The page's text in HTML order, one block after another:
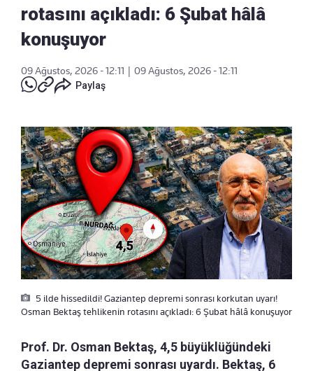
rotasını açıkladı: 6 Şubat hâlâ
konuşuyor
09 Ağustos, 2026 - 12:11
09 Ağustos, 2026 - 12:11
Paylaş
5 ilde hissedildi! Gaziantep depremi sonrası korkutan uyarı!
Osman Bektaş tehlikenin rotasını açıkladı: 6 Şubat hâlâ konuşuyor
Prof. Dr. Osman Bektaş, 4,5 büyüklüğündeki
Gaziantep depremi sonrası uyardı. Bektaş, 6